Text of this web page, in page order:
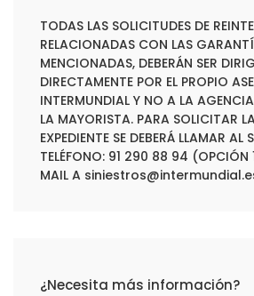
TODAS LAS SOLICITUDES DE
RELACIONADAS CON LAS
MENCIONADAS, DEBERÁN SER
DIRECTAMENTE POR EL PROPIO
INTERMUNDIAL Y NO A LA
LA MAYORISTA. PARA SOLICITAR
EXPEDIENTE SE DEBERÁ LLAMAR AL
TELÉFONO: 91 290 88 94 (OPCIÓN
MAIL A
¿Necesita más información?